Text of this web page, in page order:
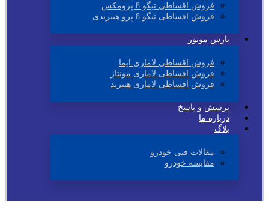
فروش اقساطی تیگو 8 پرومکس
فروش اقساطی تیگو 8 پرو هیبریدی
پارس موتور
فروش اقساطی لاماری ایما
فروش اقساطی لاماری مونتاژ
فروش اقساطی لاماری هیبرید
پرسش و پاسخ
درباره ما
بلاگ
مقالات فنی خودرو
مقایسه خودرو